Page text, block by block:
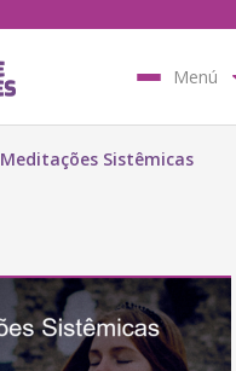
Menú
Meditações Sistêmicas